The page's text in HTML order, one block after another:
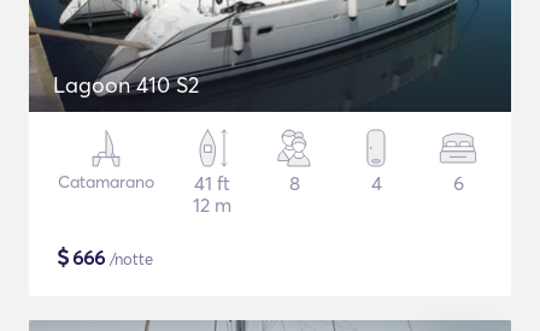
Lagoon 410 S2
Catamarano
41 ft
12 m
8 4 6
$666 /notte